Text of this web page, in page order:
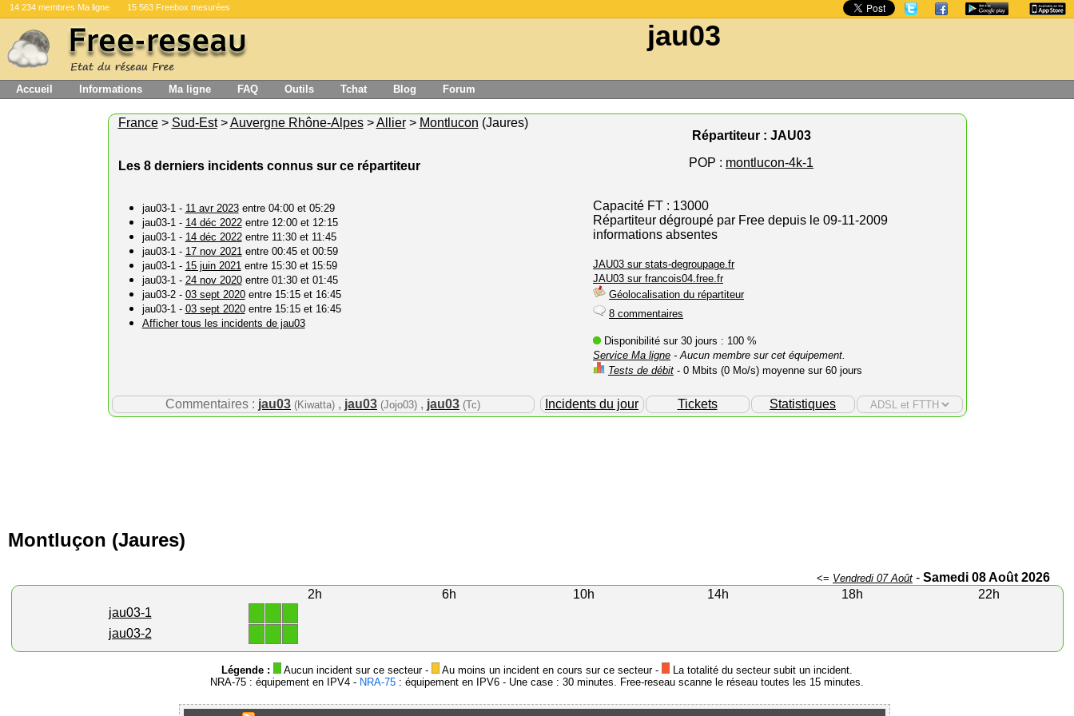
14 234 membres Ma ligne 15 563 Freebox mesurées
jau03
Accueil Informations Ma ligne FAQ Outils Tchat Blog Forum
France> Sud-Est>Auvergne Rhône-Alpes>Allier> Montlucon (Jaures)
Les 8 derniers incidents connus sur ce répartiteur
jau03-1 - 11 avr 2023entre 04:00 et 05:29
jau03-1 - 14 déc 2022entre 12:00 et 12:15
jau03-1 - 14 déc 2022entre 11:30 et 11:45
jau03-1 - 17 nov 2021entre 00:45 et 00:59
jau03-1 - 15 juin 2021entre 15:30 et 15:59
jau03-1 - 24 nov 2020entre 01:30 et 01:45
jau03-2 - 03 sept 2020entre 15:15 et 16:45
jau03-1 - 03 sept 2020entre 15:15 et 16:45
Afficher tous les incidents de jau03
Répartiteur : JAU03
POP : montlucon-4k-1
Capacité FT : 13000
Répartiteur dégroupé par Free depuis le 09-11-2009
informations absentes
JAU03 sur stats-degroupage.fr
JAU03 sur francois04.free.fr
Géolocalisation du répartiteur
8 commentaires
Disponibilité sur 30 jours : 100 %
Service Ma ligne - Aucun membre sur cet équipement.
Tests de débit - 0 Mbits (0 Mo/s) moyenne sur 60 jours
Commentaires : jau03 (Kiwatta) , jau03 (Jojo03) , jau03 (Tc) Incidents du jour Tickets Statistiques
Montluçon (Jaures)
<= Vendredi 07 Août - Samedi 08 Août 2026
2h
6h 10h 14h 18h
22h
jau03-1
jau03-2
Légende : Aucun incident sur ce secteur - Au moins un incident en cours sur ce secteur -
La totalité du secteur subit un incident.
NRA-75 : équipement en IPV4 - NRA-75 : équipement en IPV6 - Une case : 30 minutes. Free-reseau scanne le réseau toutes les 15 minutes.